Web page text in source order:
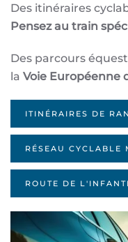
Des itinéraires
Pensez au train
Des parcours
la Voie Européenne
ITINÉRAIRES DE
RÉSEAU CYCLABLE
ROUTE DE